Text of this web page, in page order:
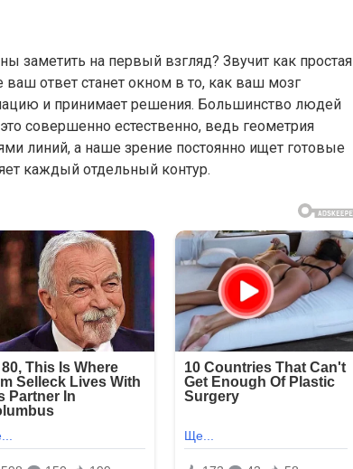
заметить на первый взгляд? Звучит как простая
ваш ответ станет окном в то, как ваш мозг
и принимает решения. Большинство людей
совершенно естественно, ведь геометрия
линий, а наше зрение постоянно ищет готовые
каждый отдельный контур.